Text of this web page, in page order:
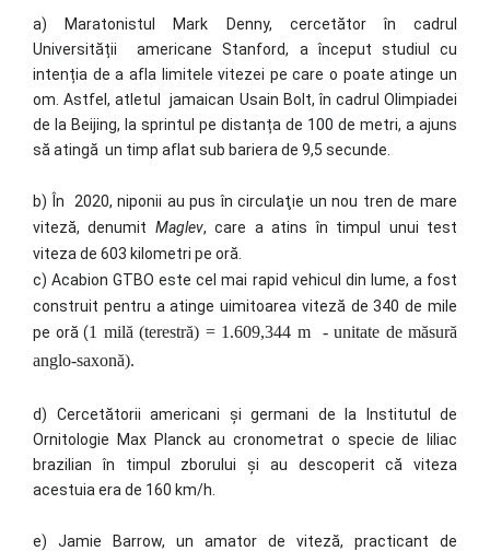
a) Maratonistul Mark Denny, cercetător în cadrul
Universității americane Stanford, a început studiul cu
intenția de a afla limitele vitezei pe care o poate atinge un
om. Astfel, atletul jamaican Usain Bolt, în cadrul Olimpiadei
de la Beijing, la sprintul pe distanța de 100 de metri, a ajuns
să atingă un timp aflat sub bariera de 9,5 secunde.
b) În 2020, niponii au pus în circulaţie un nou tren de mare
viteză, denumit Maglev, care a atins în timpul unui test
viteza de 603 kilometri pe oră.
c) Acabion GTBO este cel mai rapid vehicul din lume, a fost
construit pentru a atinge uimitoarea viteză de 340 de mile
pe oră (1 milă (terestră) = 1.609,344 m - unitate de măsură
anglo-saxonă).
d) Cercetătorii americani şi germani de la Institutul de
Ornitologie Max Planck au cronometrat o specie de liliac
brazilian în timpul zborului şi au descoperit că viteza
acestuia era de 160 km/h.
e) Jamie Barrow, un amator de viteză, practicant de